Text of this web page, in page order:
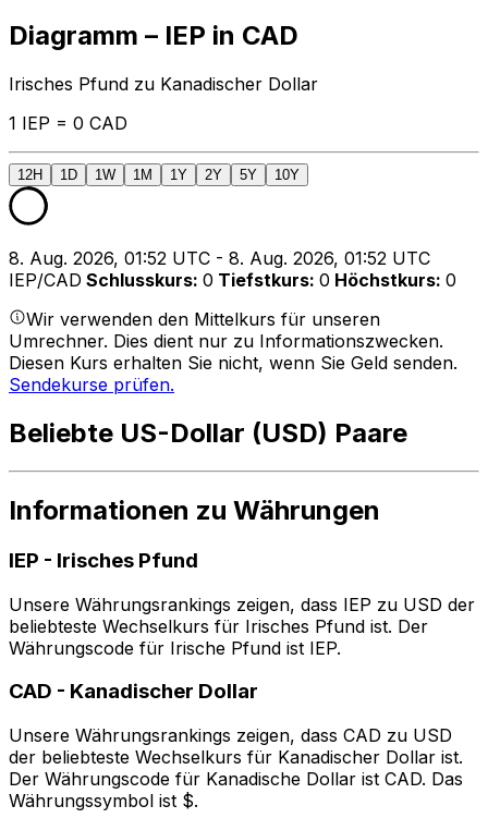
Diagramm – IEP in CAD
Irisches Pfund zu Kanadischer Dollar
1 IEP = 0 CAD
12H 1D 1W 1M 1Y 2Y 5Y 10Y
8. Aug. 2026, 01:52 UTC - 8. Aug. 2026, 01:52 UTC
IEP/CAD Schlusskurs: 0 Tiefstkurs: 0 Höchstkurs: 0
Wir verwenden den Mittelkurs für unseren
Umrechner. Dies dient nur zu Informationszwecken.
Diesen Kurs erhalten Sie nicht, wenn Sie Geld senden.
Sendekurse prüfen.
Beliebte US-Dollar (USD) Paare
Informationen zu Währungen
IEP - Irisches Pfund
Unsere Währungsrankings zeigen, dass IEP zu USD der
beliebteste Wechselkurs für Irisches Pfund ist. Der
Währungscode für Irische Pfund ist IEP.
CAD - Kanadischer Dollar
Unsere Währungsrankings zeigen, dass CAD zu USD
der beliebteste Wechselkurs für Kanadischer Dollar ist.
Der Währungscode für Kanadische Dollar ist CAD. Das
Währungssymbol ist $.